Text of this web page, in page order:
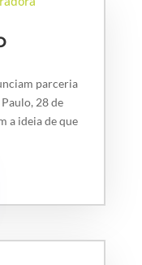
parceria
28 de
a ideia de que